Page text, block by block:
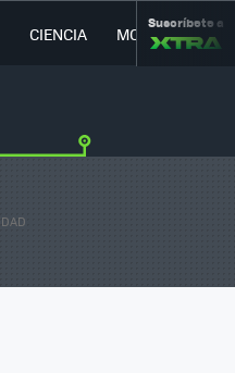
CIENCIA MOVILIDAD
Suscríbete a